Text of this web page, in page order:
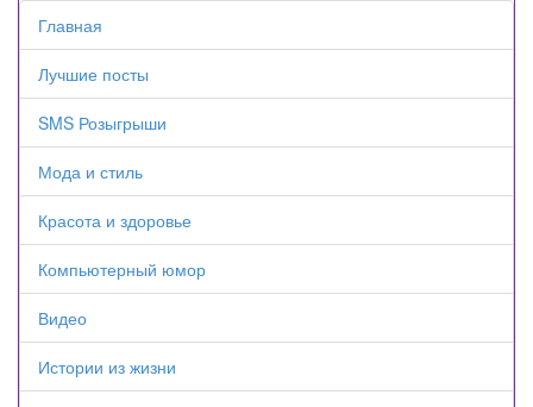
Главная
Лучшие посты
SMS Розыгрыши
Мода и стиль
Красота и здоровье
Компьютерный юмор
Видео
Истории из жизни